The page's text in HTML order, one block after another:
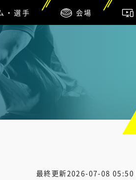
・選手 会場
最終更新2026-07-08 05:50